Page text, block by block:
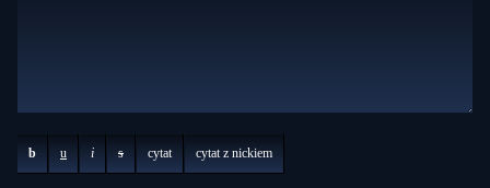
b u i s cytat cytat z nickiem